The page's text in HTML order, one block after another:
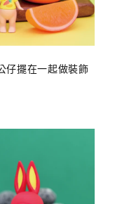
仔擺在一起做裝飾